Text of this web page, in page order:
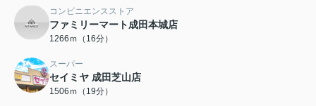
コンビニエンスストア
ファミリーマート成田本城店
1266ｍ（16分）
スーパー
セイミヤ 成田芝山店
1506ｍ（19分）